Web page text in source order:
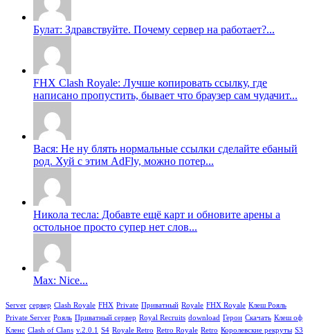
Булат: Здравствуйте. Почему сервер на работает?...
FHX Clash Royale: Лучше копировать ссылку, где
написано пропустить, бывает что браузер сам чудачит...
Вася: Не ну блять нормальные ссылки сделайте ебаный
род. Хуй с этим AdFly, можно потер...
Никола тесла: Добавте ещё карт и обновите арены а
остольное просто супер нет слов...
Max: Nice...
Server сервер Clash Royale FHX Private Приватный Royale FHX Royale Клеш Рояль
Private Server Рояль Приватный сервер Royal Recruits download Герои Скачать Клеш оф
Кленс Clash of Clans v.2.0.1 S4 Royale Retro Retro Royale Retro Королевские рекруты S3